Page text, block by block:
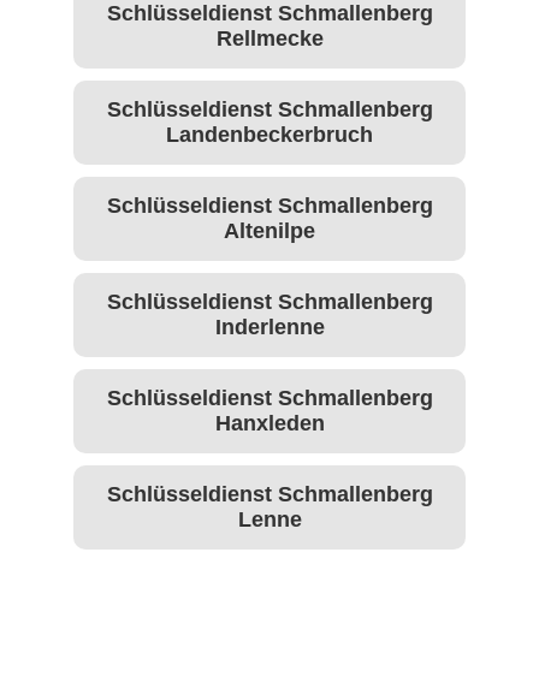
Schlüsseldienst Schmallenberg
Rellmecke
Schlüsseldienst Schmallenberg
Landenbeckerbruch
Schlüsseldienst Schmallenberg
Altenilpe
Schlüsseldienst Schmallenberg
Inderlenne
Schlüsseldienst Schmallenberg
Hanxleden
Schlüsseldienst Schmallenberg
Lenne